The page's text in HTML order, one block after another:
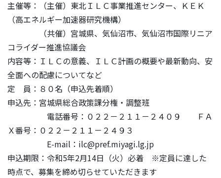
主催等：（主催）東北ＩＬＣ事業推進センター、ＫＥＫ
（高エネルギー加速器研究機構）
（共催）宮城県、気仙沼市、気仙沼市国際リニア
コライダー推進協議会
内容等：ＩＬＣの意義、ＩＬＣ計画の概要や最新動向、安
全面への配慮についてなど
定 員：８０名（申込先着順）
申込先：宮城県総合政策課分権・調整班
電話番号：０２２－２１１－２４０９ ＦＡ
Ｘ番号：０２２－２１１－２４９３
E-mail：ilc@pref.miyagi.lg.jp
申込期限：令和5年2月14日（火）必着 ※定員に達した
時点で、募集を締め切らせていただきます